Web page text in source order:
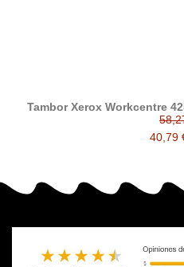
Tambor Xerox Workcentre
reemplaza a
40,79